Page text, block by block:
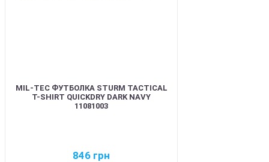
MIL-TEC ФУТБОЛКА STURM TACTICAL
T-SHIRT QUICKDRY DARK NAVY
11081003
846 грн